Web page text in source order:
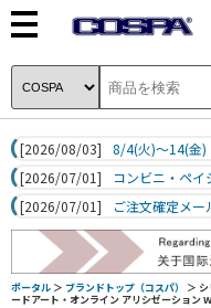
[2026/08/03]
8/4(火)～14(金)
[2026/07/01]
コンビニ・ペイ
[2026/07/01]
ご注文確定メ
ポータル ＞ ブランドトップ（コスパ） ＞
ードアート・オンライン アリシゼーショ